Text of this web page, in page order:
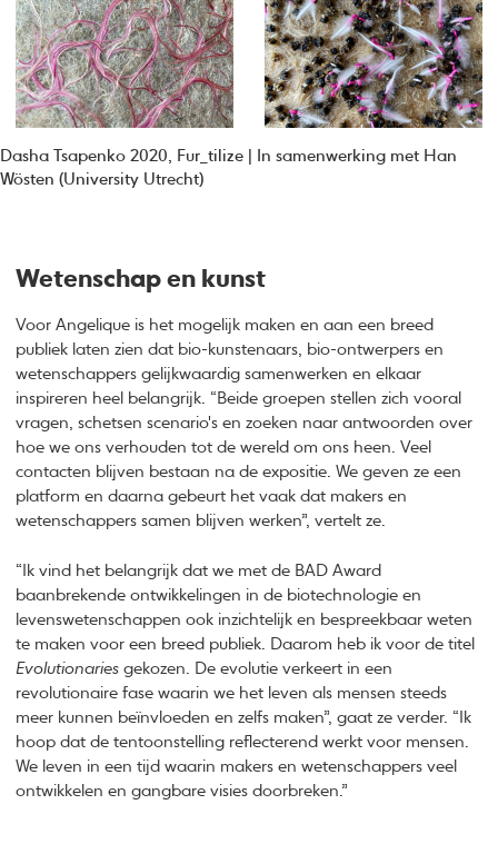
Dasha Tsapenko 2020, Fur_tilize | In samenwerking met Han
Wösten (University Utrecht)
Wetenschap en kunst
Voor Angelique is het mogelijk maken en aan een breed
publiek laten zien dat bio-kunstenaars, bio-ontwerpers en
wetenschappers gelijkwaardig samenwerken en elkaar
inspireren heel belangrijk. “Beide groepen stellen zich vooral
vragen, schetsen scenario's en zoeken naar antwoorden over
hoe we ons verhouden tot de wereld om ons heen. Veel
contacten blijven bestaan na de expositie. We geven ze een
platform en daarna gebeurt het vaak dat makers en
wetenschappers samen blijven werken”, vertelt ze.
“Ik vind het belangrijk dat we met de BAD Award
baanbrekende ontwikkelingen in de biotechnologie en
levenswetenschappen ook inzichtelijk en bespreekbaar weten
te maken voor een breed publiek. Daarom heb ik voor de titel
Evolutionaries gekozen. De evolutie verkeert in een
revolutionaire fase waarin we het leven als mensen steeds
meer kunnen beïnvloeden en zelfs maken”, gaat ze verder. “Ik
hoop dat de tentoonstelling reflecterend werkt voor mensen.
We leven in een tijd waarin makers en wetenschappers veel
ontwikkelen en gangbare visies doorbreken.”